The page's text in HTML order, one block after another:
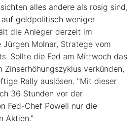
alles andere als rosig sind,
geldpolitisch weniger
die Anleger derzeit im
Jürgen Molnar, Stratege vom
Sollte die Fed am Mittwoch das
Zinserhöhungszyklus verkünden,
Rally auslösen. "Mit dieser
36 Stunden vor der
Fed-Chef Powell nur die
Aktien."